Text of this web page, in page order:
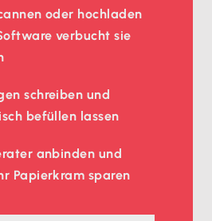
oder hochladen
verbucht sie
schreiben und
befüllen lassen
anbinden und
Papierkram sparen